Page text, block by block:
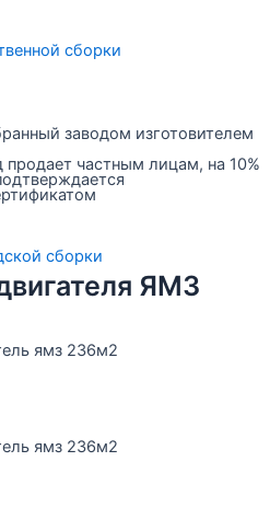
сборки
заводом изготовителем
частным лицам, на 10%
сборки
ЯМЗ